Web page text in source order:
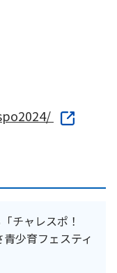
チャレスポ！
少育フェスティ